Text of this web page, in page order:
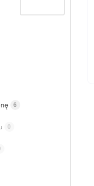
6
0